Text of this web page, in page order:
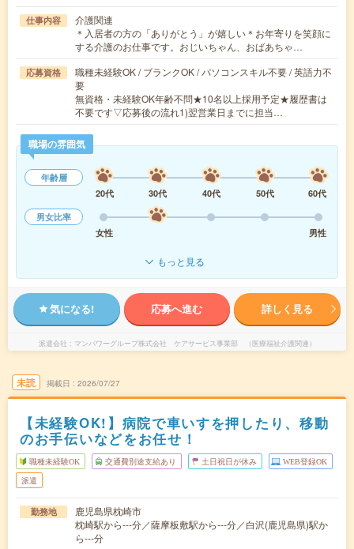
仕事内容
介護関連
＊入居者の方の「ありがとう」が嬉しい＊お年寄りを笑顔に
する介護のお仕事です。おじいちゃん、おばあちゃ…
応募資格
職種未経験OK / ブランクOK / パソコンスキル不要 / 英語力不
要
無資格・未経験OK年齢不問★10名以上採用予定★履歴書は
不要です▽応募後の流れ1)翌営業日までに担当…
職場の雰囲気
年齢層
20代
30代 40代 50代
60代
男女比率
女性
男性
もっと見る
気になる! 応募へ進む 詳しく見る
派遣会社 マンパワーグループ株式会社 ケアサービス事業部 （医療福祉介護関連）
未読 掲載日 2026/07/27
【未経験OK!】病院で車いすを押したり、移動
のお手伝いなどをお任せ！
職種未経験OK 交通費別途支給あり 土日祝日が休み WEB登録OK
派遣
勤務地
鹿児島県枕崎市
枕崎駅から---分／薩摩板敷駅から---分／白沢(鹿児島県)駅か
ら---分